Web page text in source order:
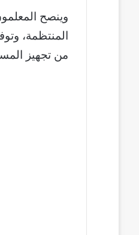
وينصح
المنتظمة،
من تجهيز